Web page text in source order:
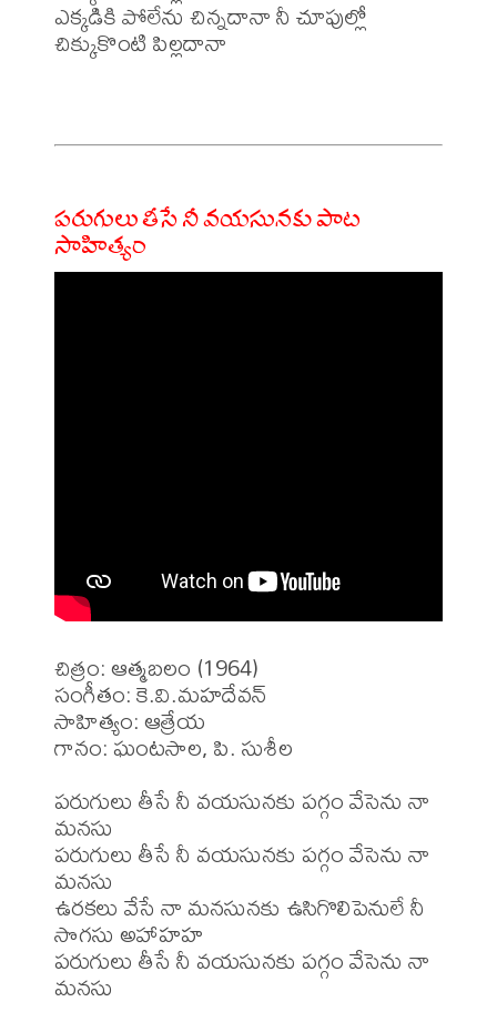
ఎక్కడికి పోలేను చిన్నదానా నీ చూపుల్లో
చిక్కుకొంటి పిల్లదానా
పరుగులు తీసే నీ వయసునకు పాట
సాహిత్యం
చిత్రం: ఆత్మబలం (1964)
సంగీతం: కె.వి.మహదేవన్
సాహిత్యం: ఆత్రేయ
గానం: ఘంటసాల, పి. సుశీల
పరుగులు తీసే నీ వయసునకు పగ్గం వేసెను నా
మనసు
పరుగులు తీసే నీ వయసునకు పగ్గం వేసెను నా
మనసు
ఉరకలు వేసే నా మనసునకు ఉసిగొలిపెనులే నీ
సొగసు అహాహహ
పరుగులు తీసే నీ వయసునకు పగ్గం వేసెను నా
మనసు